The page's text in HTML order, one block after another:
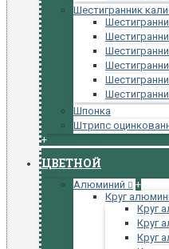
Шестигранник
Шпонка
Штрипс
+
ЦВЕТНОЙ
Алюминий
+
Круг
Круг
Круг
Круг